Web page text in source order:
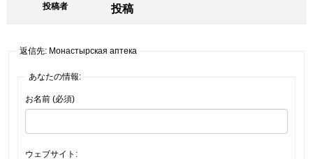
投稿者 投稿
返信先: Монастырская аптека
あなたの情報:
お名前 (必須)
ウェブサイト: